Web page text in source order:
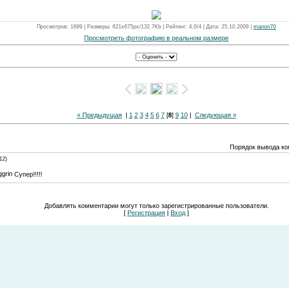
Просмотров: 1699 | Размеры: 621x675px/132.7Kb | Рейтинг: 4.0/4 | Дата: 25.10.2009 | manon70
Просмотреть фотографию в реальном размере
« Предыдущая| 1 2 3 4 5 6 7[8] 9 10| Следующая »
Порядок вывода
Супер!!!!!
Добавлять комментарии могут только зарегистрированные пользователи.
[ Регистрация Вход ]